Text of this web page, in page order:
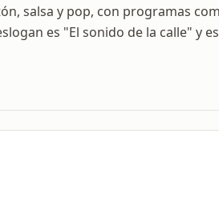
salsa y pop, con programas
es "El sonido de la calle" y